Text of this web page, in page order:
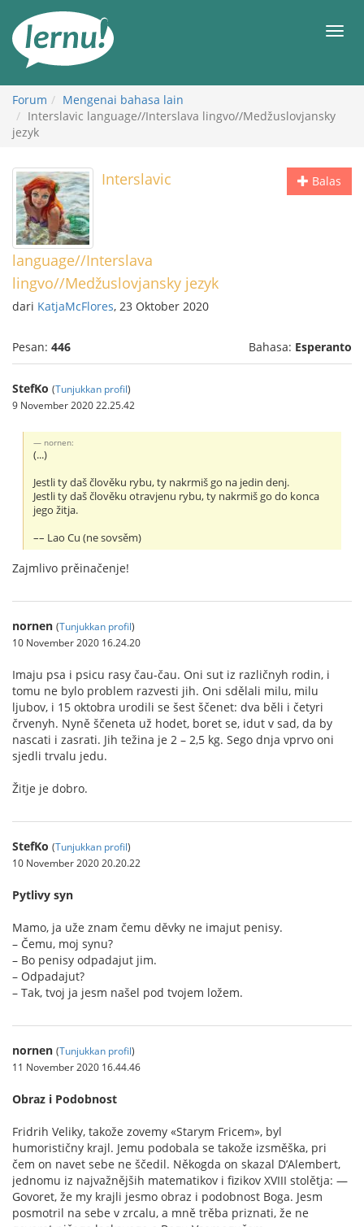
daftar
Forum
Mengenai bahasa lain
Interslavic language//Interslava lingvo//Medžuslovjansky
jezyk
Balas
Interslavic
language//Interslava
lingvo//Medžuslovjansky jezyk
dari KatjaMcFlores, 23 Oktober 2020
Pesan: 446 Bahasa: Esperanto
StefKo (Tunjukkan profil)
9 November 2020 22.25.42
nornen:
(...)
Jestli ty daš člověku rybu, ty nakrmiš go na jedin denj.
Jestli ty daš člověku otravjenu rybu, ty nakrmiš go do konca
jego žitja.
–– Lao Cu (ne sovsěm)
Zajmlivo prěinačenje!
nornen (Tunjukkan profil)
10 November 2020 16.24.20
Imaju psa i psicu rasy čau-čau. Oni sut iz različnyh rodin, i
tomu ne bylo problem razvesti jih. Oni sdělali milu, milu
ljubov, i 15 oktobra urodili se šest ščenet: dva běli i četyri
črvenyh. Nyně ščeneta už hodet, boret se, idut v sad, da by
nascati i zasrati. Jih težina je 2 – 2,5 kg. Sego dnja vprvo oni
sjedli trvalu jedu.
Žitje je dobro.
StefKo (Tunjukkan profil)
10 November 2020 20.20.22
Pytlivy syn
Mamo, ja uže znam čemu děvky ne imajut penisy.
– Čemu, moj synu?
– Bo penisy odpadajut jim.
– Odpadajut?
– Tak, tvoj ja jesm našel pod tvojem ložem.
nornen (Tunjukkan profil)
11 November 2020 16.44.46
Obraz i Podobnost
Fridrih Veliky, takože zovemy «Starym Fricem», byl
humorističny krajl. Jemu podobala se takože izsměška, pri
čem on navet sebe ne ščedil. Někogda on skazal D’Alembert,
jednomu iz najvažnějših matematikov i fizikov XVIII stolětja: —
Govoret, že my krajli jesmo obraz i podobnost Boga. Jesm
posmotril na sebe v zrcalu, a mně trěba priznati, že ne